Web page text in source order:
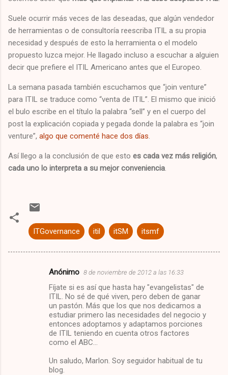
Suele ocurrir más veces de las deseadas, que algún vendedor
de herramientas o de consultoría reescriba ITIL a su propia
necesidad y después de esto la herramienta o el modelo
propuesto luzca mejor. He llagado incluso a escuchar a alguien
decir que prefiere el ITIL Americano antes que el Europeo.
La semana pasada también escuchamos que “join venture”
para ITIL se traduce como “venta de ITIL”. El mismo que inició
el bulo escribe en el título la palabra “sell” y en el cuerpo del
post la explicación copiada y pegada donde la palabra es “join
venture”, algo que comenté hace dos días
Así llego a la conclusión de que esto es cada vez más religión,
cada uno lo interpreta a su mejor conveniencia
ITGovernance itil itSM itsmf
Anónimo 8 de noviembre de 2012 a las 16:33
Fíjate si es así que hasta hay "evangelistas" de
ITIL. No sé de qué viven, pero deben de ganar
un pastón. Más que los que nos dedicamos a
estudiar primero las necesidades del negocio y
entonces adoptamos y adaptamos porciones
de ITIL teniendo en cuenta otros factores
como el ABC...
Un saludo, Marlon. Soy seguidor habitual de tu
blog.